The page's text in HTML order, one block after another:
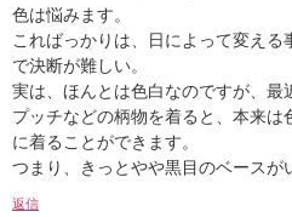
色は悩みます。
こればっかりは、日によって変え
で決断が難しい。
実は、ほんとは色白なのですが、最
プッチなどの柄物を着ると、本来
に着ることができます。
つまり、きっとやや黒目のベースが
返信